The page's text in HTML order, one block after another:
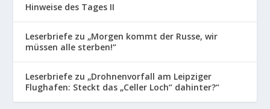
Hinweise des Tages II
Leserbriefe zu „Morgen kommt der Russe, wir
müssen alle sterben!“
Leserbriefe zu „Drohnenvorfall am Leipziger
Flughafen: Steckt das „Celler Loch“ dahinter?“